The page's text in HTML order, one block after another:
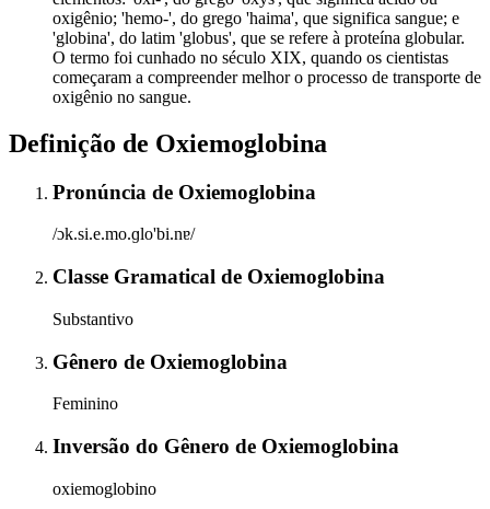
oxigênio; 'hemo-', do grego 'haima', que significa sangue; e
'globina', do latim 'globus', que se refere à proteína globular.
O termo foi cunhado no século XIX, quando os cientistas
começaram a compreender melhor o processo de transporte de
oxigênio no sangue.
Definição de Oxiemoglobina
Pronúncia de Oxiemoglobina
/ɔk.si.e.mo.ɡlo'bi.nɐ/
Classe Gramatical de Oxiemoglobina
Substantivo
Gênero de Oxiemoglobina
Feminino
Inversão do Gênero de Oxiemoglobina
oxiemoglobino